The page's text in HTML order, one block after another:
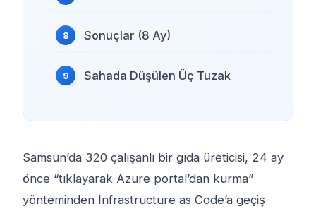
Sonuçlar (8 Ay)
Sahada Düşülen Üç Tuzak
Samsun’da 320 çalışanlı bir gıda üreticisi, 24 ay
önce “tıklayarak Azure portal’dan kurma”
yönteminden Infrastructure as Code’a geçiş